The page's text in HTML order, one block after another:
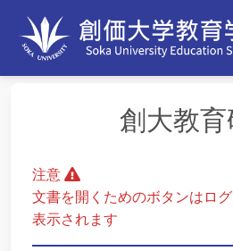
創大教育
注意
文書を開くためのボタンはロ
表示されます